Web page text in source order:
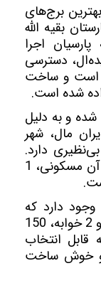
برج‌های
بقیه الله
اجرا
دسترسی
است و ساخت
شده است.
و به دلیل
مال، شهر
دارد.
این برج دارای 30 طبقه بوده که 25 طبقه آن مسکونی، 1
مروارید 1، 12 واحد وجود دارد که
واحدهای این برج با متراژهای 130 متری و 2 خوابه، 150
160 متری و 3 خوابه قابل انتخاب
و خوش‌ ساخت